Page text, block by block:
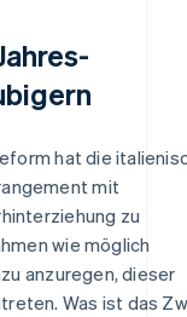
hat die
mit
zu
wie möglich
anzuregen, dieser
Was ist das